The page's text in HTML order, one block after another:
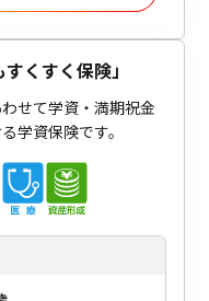
すくすく保険」
せて学資・満期祝金
学資保険です。